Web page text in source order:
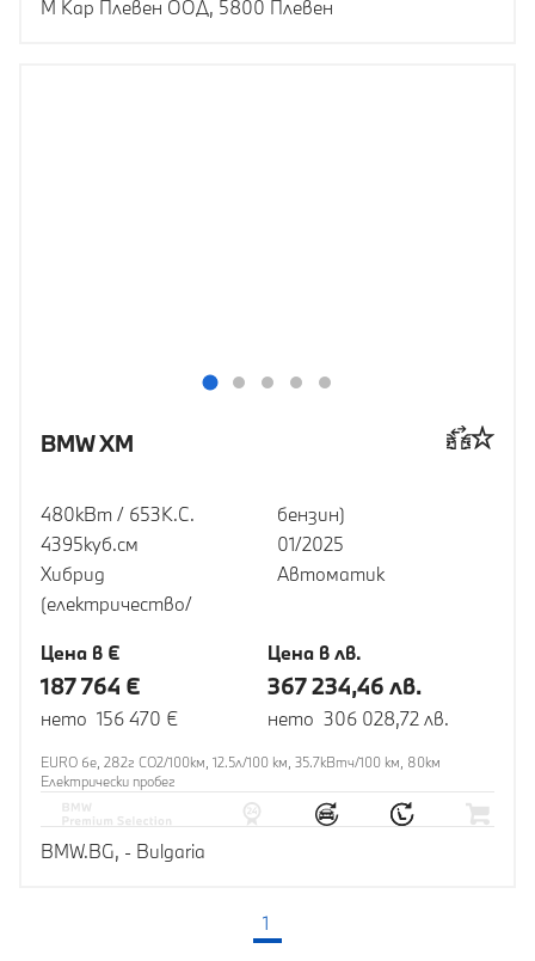
М Кар Плевен ООД, 5800 Плевен
BMW XM
480кВт / 653К.С.
4395куб.cм
Хибрид
(електричество/
бензин)
01/2025
Автоматик
Цена в €
187 764 €
нето 156 470 €
Цена в лв.
367 234,46 лв.
нето 306 028,72 лв.
EURO 6e, 282г CO2/100км, 12.5л/100 км, 35.7кВтч/100 км, 80км
Eлектрически пробег
BMW.BG, - Bulgaria
1